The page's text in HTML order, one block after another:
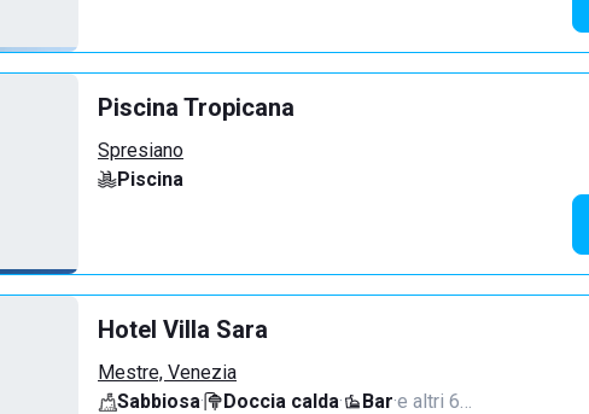
Piscina Tropicana
Spresiano
Piscina
Hotel Villa Sara
Mestre, Venezia
Sabbiosa· Doccia calda· Bar·e altri 6…